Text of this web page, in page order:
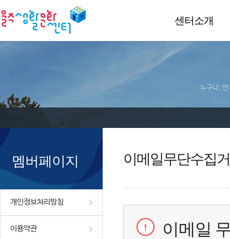
센터소개
누구나, 언
멤버페이지
개인정보처리방침
이용약관
이메일무단수집
이메일